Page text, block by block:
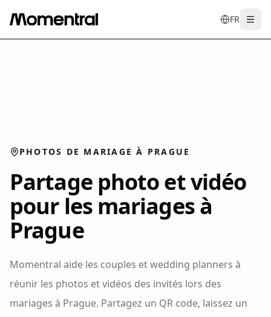
FR
entrdees
PHOTOS DE MARIAGE À PRAGUE
Partage photo et vidéo
pour les mariages à
Prague
Momentral aide les couples et wedding planners à
réunir les photos et vidéos des invités lors des
mariages à Prague. Partagez un QR code, laissez un